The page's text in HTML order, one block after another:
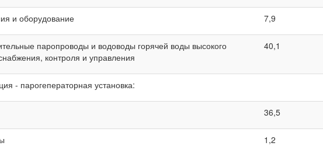
и оборудование 7,9
паропроводы и водоводы горячей воды высокого
контроля и управления
40,1
- парогеператорная установка:
36,5
1,2